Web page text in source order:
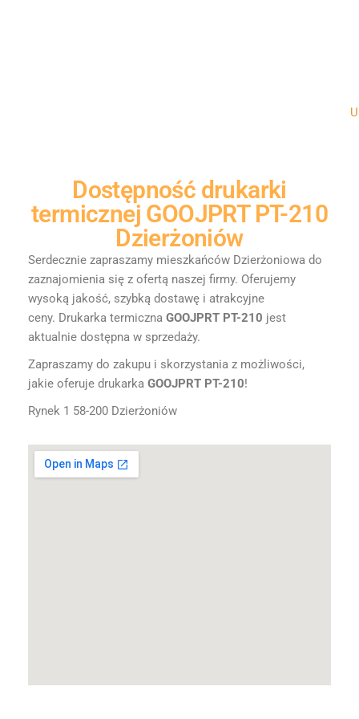
Dostępność drukarki
termicznej GOOJPRT PT-210
Dzierżoniów
Serdecznie zapraszamy mieszkańców Dzierżoniowa do
zaznajomienia się z ofertą naszej firmy. Oferujemy
wysoką jakość, szybką dostawę i atrakcyjne
ceny. Drukarka termiczna GOOJPRT PT-210 jest
aktualnie dostępna w sprzedaży.
Zapraszamy do zakupu i skorzystania z możliwości,
jakie oferuje drukarka GOOJPRT PT-210!
Rynek 1 58-200 Dzierżoniów